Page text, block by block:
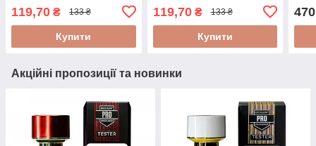
119,70 ₴ 133 ₴
Купити
119,70₴ 133 ₴
Купити
470
Акційні пропозиції та новинки